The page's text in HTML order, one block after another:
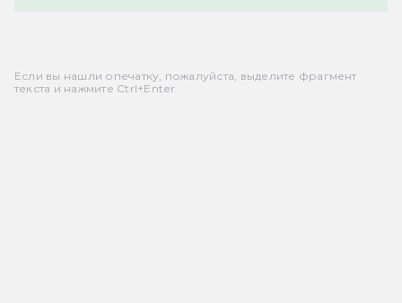
Если вы нашли опечатку, пожалуйста, выделите фрагмент
текста и нажмите Ctrl+Enter.